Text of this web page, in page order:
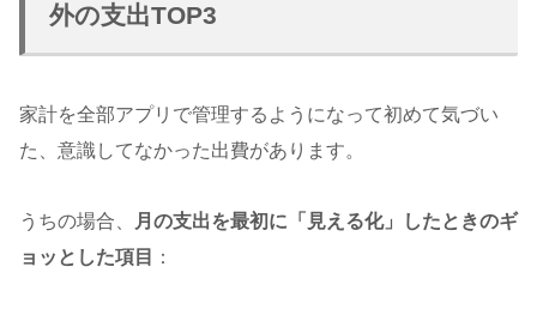
外の支出TOP3
家計を全部アプリで管理するようになって初めて気づい
た、意識してなかった出費があります。
うちの場合、
月の支出を最初に「見える化」したときのギ
ョッとした項目
：